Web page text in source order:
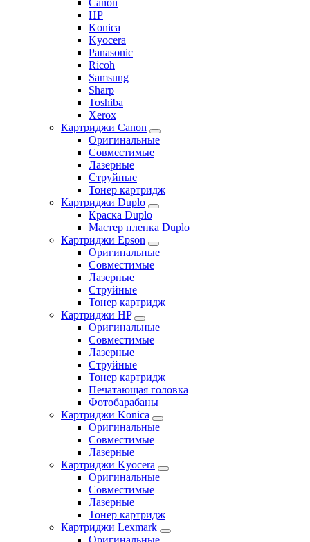
Canon
HP
Konica
Kyocera
Panasonic
Ricoh
Samsung
Sharp
Toshiba
Xerox
Картриджи Canon
Оригинальные
Совместимые
Лазерные
Струйные
Тонер картридж
Картриджи Duplo
Краска Duplo
Мастер пленка Duplo
Картриджи Epson
Оригинальные
Совместимые
Лазерные
Струйные
Тонер картридж
Картриджи HP
Оригинальные
Совместимые
Лазерные
Струйные
Тонер картридж
Печатающая головка
Фотобарабаны
Картриджи Konica
Оригинальные
Совместимые
Лазерные
Картриджи Kyocera
Оригинальные
Совместимые
Лазерные
Тонер картридж
Картриджи Lexmark
Оригинальные